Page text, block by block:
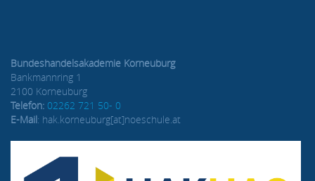
Bundeshandelsakademie Korneuburg
Bankmannring 1
2100 Korneuburg
Telefon: 02262 721 50- 0
E-Mail: hak.korneuburg[at]noeschule.at